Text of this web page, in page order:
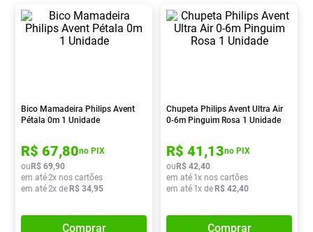
Bico Mamadeira Philips Avent
Pétala 0m 1 Unidade
R$ 67,80no PIX
ouR$ 69,90
em até2x nos cartões
em até2x deR$ 34,95
Comprar
Chupeta Philips Avent Ultra Air
0-6m Pinguim Rosa 1 Unidade
R$ 41,13no PIX
ouR$ 42,40
em até 1x nos cartões
em até 1x deR$ 42,40
Comprar
º Fralda G
Shampoo
9º Vitamina D